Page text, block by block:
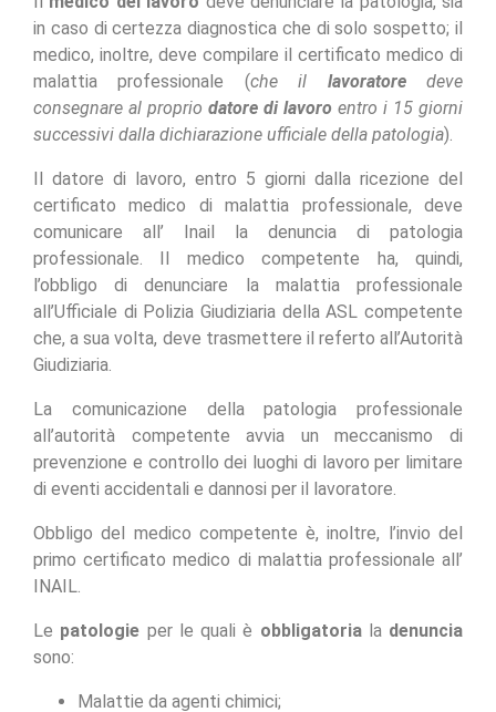
in caso di certezza diagnostica che di solo sospetto; il
medico, inoltre, deve compilare il certificato medico di
malattia professionale (che il lavoratoredeve
consegnare al proprio datore di lavoro entro i 15 giorni
successivi dalla dichiarazione ufficiale della patologia).
Il datore di lavoro, entro 5 giorni dalla ricezione del
certificato medico di malattia professionale, deve
comunicare all’ Inail la denuncia di patologia
professionale. Il medico competente ha, quindi,
l’obbligo di denunciare la malattia professionale
all’Ufficiale di Polizia Giudiziaria della ASL competente
che, a sua volta, deve trasmettere il referto all’Autorità
Giudiziaria.
La comunicazione della patologia professionale
all’autorità competente avvia un meccanismo di
prevenzione e controllo dei luoghi di lavoro per limitare
di eventi accidentali e dannosi per il lavoratore.
Obbligo del medico competente è, inoltre, l’invio del
primo certificato medico di malattia professionale all’
INAIL.
Le patologie per le quali è obbligatoriala denuncia
sono:
Malattie da agenti chimici;